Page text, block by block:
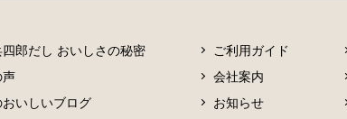
四郎だし おいしさの秘密
声
いしいブログ
ご利用ガイド
会社案内
お知らせ